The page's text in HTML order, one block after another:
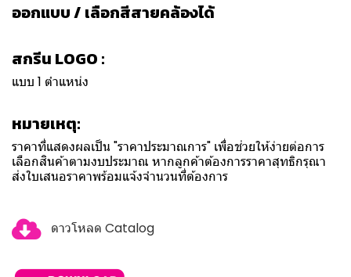
ออกแบบ / เลือกสีสายคล้องได้
สกรีน LOGO :
แบบ 1 ตำแหน่ง
หมายเหตุ:
ราคาที่แสดงผลเป็น "ราคาประมาณการ" เพื่อช่วยให้ง่ายต่อการ
เลือกสินค้าตามงบประมาณ หากลูกค้าต้องการราคาสุทธิกรุณา
ส่งใบเสนอราคาพร้อมแจ้งจำนวนที่ต้องการ
ดาวโหลด Catalog